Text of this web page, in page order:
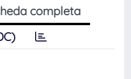
completa